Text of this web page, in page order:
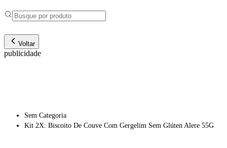
Voltar
publicidade
Sem Categoria
Kit 2X: Biscoito De Couve Com Gergelim Sem Glúten Alere 55G